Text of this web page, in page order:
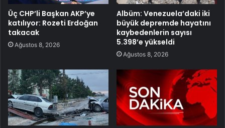
Üç CHP’li Başkan AKP’ye
katılıyor: Rozeti Erdoğan
takacak
Ağustos 8, 2026
Albüm: Venezuela’daki iki
büyük depremde hayatını
kaybedenlerin sayısı
5.398’e yükseldi
Ağustos 8, 2026